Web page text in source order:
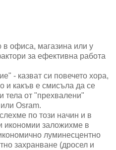
в офиса, магазина или у
за ефективна работа
- казват си повечето хора,
и какъв е смисъла да се
тела от "прехвалени"
Osram.
по този начин и в
икономии заложихме в
луминесцентно
захранване (дросел и